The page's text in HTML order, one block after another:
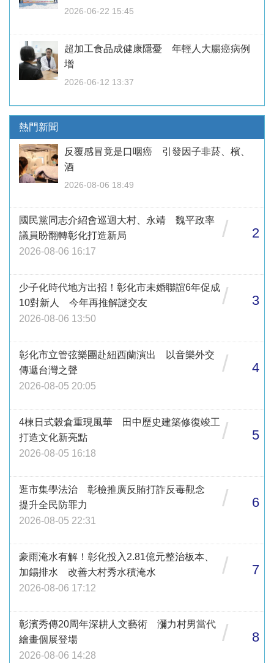
2026-06-22 15:45
超加工食品成健康隱憂 年輕人大腸癌病例
增
2026-06-12 13:37
熱門新聞
反覆感冒竟是口咽癌 引發因子非菸、檳、
酒
2026-08-06 18:49
國民黨同志介紹會巡迴大村、永靖 魏平政率
議員盼翻轉彰化打造新局
2026-08-06 16:17
/ 2
少子化時代地方出招！彰化市未婚聯誼6年促成
10對新人 今年再推解謎交友
2026-08-06 13:50
/ 3
彰化市立管弦樂團赴紐西蘭演出 以音樂外交
傳遞台灣之聲
2026-08-05 20:05
/ 4
4棟日式穀倉重現風華 田中歷史建築修復竣工
打造文化新亮點
2026-08-05 16:18
/ 5
逛市集學法治 彰檢推廣反賄打詐反毒觀念
提升全民防罪力
2026-08-05 22:31
/ 6
豪雨淹水有解！彰化投入2.81億元整治板本、
加錫排水 改善大村秀水積淹水
2026-08-06 17:12
/ 7
彰濱秀傳20周年深耕人文藝術 瀰力村男當代
繪畫個展登場
2026-08-06 14:28
/ 8